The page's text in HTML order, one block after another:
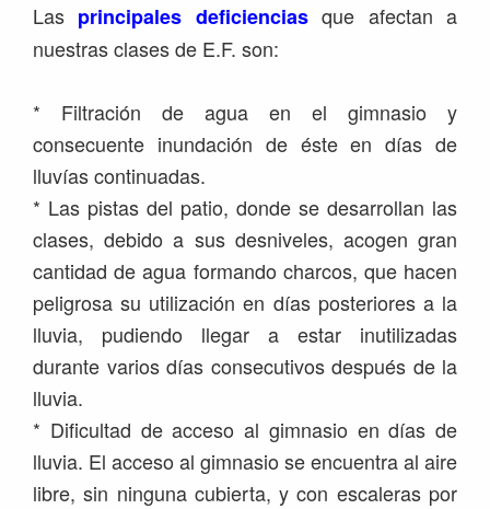
Las principales deficienciasque afectan a
nuestras clases de E.F. son:
* Filtración de agua en el gimnasio y
consecuente inundación de éste en días de
lluvías continuadas.
* Las pistas del patio, donde se desarrollan las
clases, debido a sus desniveles, acogen gran
cantidad de agua formando charcos, que hacen
peligrosa su utilización en días posteriores a la
lluvia, pudiendo llegar a estar inutilizadas
durante varios días consecutivos después de la
lluvia.
* Dificultad de acceso al gimnasio en días de
lluvia. El acceso al gimnasio se encuentra al aire
libre, sin ninguna cubierta, y con escaleras por